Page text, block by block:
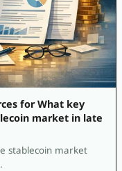
for What key
market in late
stablecoin market